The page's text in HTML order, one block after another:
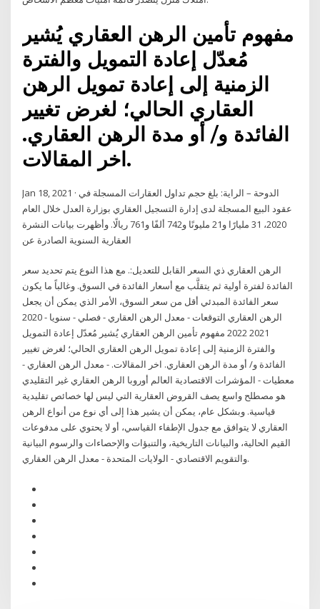
مفهوم تأمين الرهن العقاري يُشير
مُعدّل إعادة التمويل والفترة
الزمنية إلى إعادة تمويل الرهن
العقاري الحالي؛ لغرض تغيير
الفائدة و/ أو مدة الرهن العقاري.
اخر المقالات.
Jan 18, 2021 · الدوحة – الراية: بلغ حجم تداول العقارات المسجلة في
عقود البيع المسجلة لدى إدارة التسجيل العقاري بوزارة العدل خلال العام
2020، 31 مليارًا و21 مليونًا و742 ألفًا و761 ريالًا. وأظهرت بيانات النشرة
العقارية السنوية الصادرة عن
الرهن العقاري ذي السعر القابل للتعديل:. مع هذا النوع يتم تحديد سعر
الفائدة لفترة أولية ثم يتقلَّب مع أسعار الفائدة في السوق. وغالباً ما يكون
سعر الفائدة المبدئي أقل من سعر السوق، الأمر الذي يمكن أن يجعل
الرهن العقاري التوقعات - معدل الرهن العقاري - فصلي - سنويا - 2020
2021 2022 مفهوم تأمين الرهن العقاري يُشير مُعدّل إعادة التمويل
والفترة الزمنية إلى إعادة تمويل الرهن العقاري الحالي؛ لغرض تغيير
الفائدة و/ أو مدة الرهن العقاري. اخر المقالات. - معدل الرهن العقاري -
معطيات - المؤشرات الاقتصادية العالم أوروبا الرهن العقاري غير التقليدي
هو مصطلح واسع يصف القروض العقارية التي ليس لها خصائص تقليدية
قياسية. وبشكل عام، يمكن أن يشير هذا إلى أي نوع من أنواع الرهن
العقاري لا يتوافق مع جدول الإطفاء القياسي، أو لا يحتوي على مدفوعات
القيم الحالية، والبيانات التاريخية، والتنبؤات والإحصاءات والرسوم البيانية
والتقويم الاقتصادي - الولايات المتحدة - معدل الرهن العقاري.